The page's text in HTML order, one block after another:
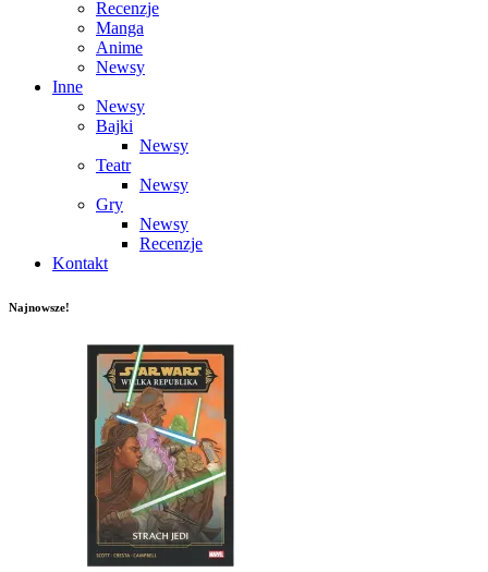
Recenzje
Manga
Anime
Newsy
Inne
Newsy
Bajki
Newsy
Teatr
Newsy
Gry
Newsy
Recenzje
Kontakt
Najnowsze!